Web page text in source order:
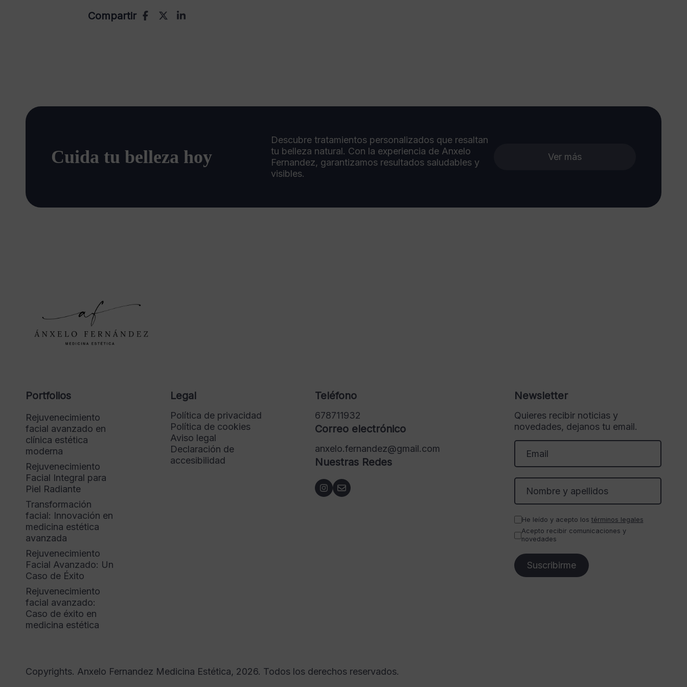
Compartir
Cuida tu belleza hoy
Descubre tratamientos personalizados que resaltan
tu belleza natural. Con la experiencia de Anxelo
Fernandez, garantizamos resultados saludables y
visibles.
Ver más
Portfolios
Rejuvenecimiento
facial avanzado en
clínica estética
moderna
Rejuvenecimiento
Facial Integral para
Piel Radiante
Transformación
facial: Innovación en
medicina estética
avanzada
Rejuvenecimiento
Facial Avanzado: Un
Caso de Éxito
Rejuvenecimiento
facial avanzado:
Caso de éxito en
medicina estética
Legal
Política de privacidad
Política de cookies
Aviso legal
Declaración de
accesibilidad
Teléfono
678711932
Correo electrónico
anxelo.fernandez@gmail.com
Nuestras Redes
Newsletter
Quieres recibir noticias y
novedades, dejanos tu email.
He leído y acepto los términos legales
Acepto recibir comunicaciones y
novedades
Copyrights. Anxelo Fernandez Medicina Estética, 2026. Todos los derechos reservados.